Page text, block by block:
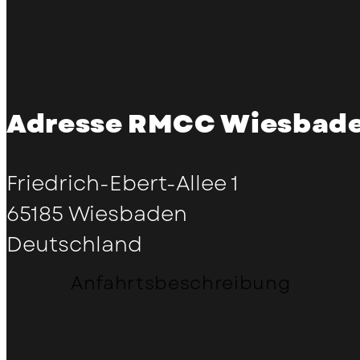
Adresse RMCC
Friedrich-Ebert-Allee 1
65185 Wiesbaden
Deutschland
Anfahrtsbeschreibung